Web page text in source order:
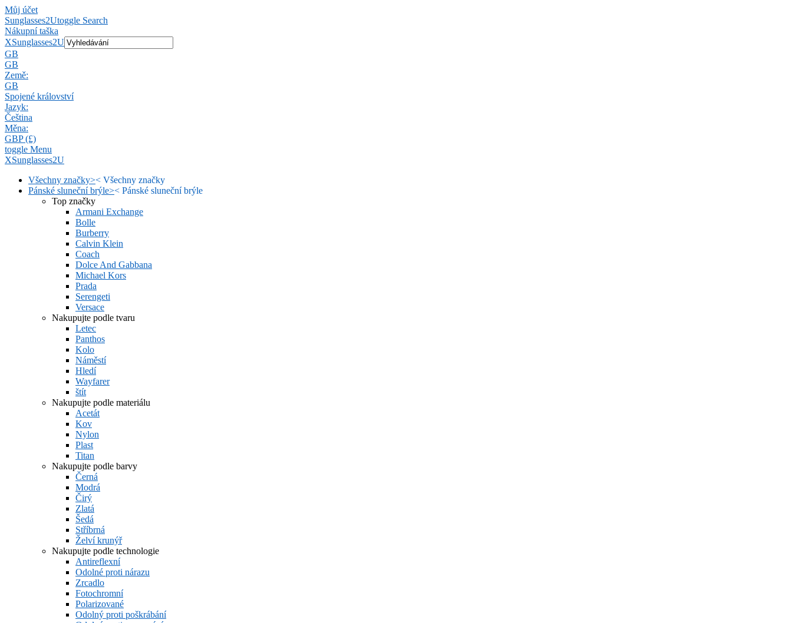
Můj účet
Sunglasses2Utoggle Search
Nákupní taška
XSunglasses2U
GB
GB
Země:
GB
Spojené království
Jazyk:
Čeština
Měna:
GBP (£)
toggle Menu
XSunglasses2U
Všechny značky>< Všechny značky
Pánské sluneční brýle>< Pánské sluneční brýle
Top značky
Armani Exchange
Bolle
Burberry
Calvin Klein
Coach
Dolce And Gabbana
Michael Kors
Prada
Serengeti
Versace
Nakupujte podle tvaru
Letec
Panthos
Kolo
Náměstí
Hledí
Wayfarer
štít
Nakupujte podle materiálu
Acetát
Kov
Nylon
Plast
Titan
Nakupujte podle barvy
Černá
Modrá
Čirý
Zlatá
Šedá
Stříbrná
Želví krunýř
Nakupujte podle technologie
Antireflexní
Odolné proti nárazu
Zrcadlo
Fotochromní
Polarizované
Odolný proti poškrábání